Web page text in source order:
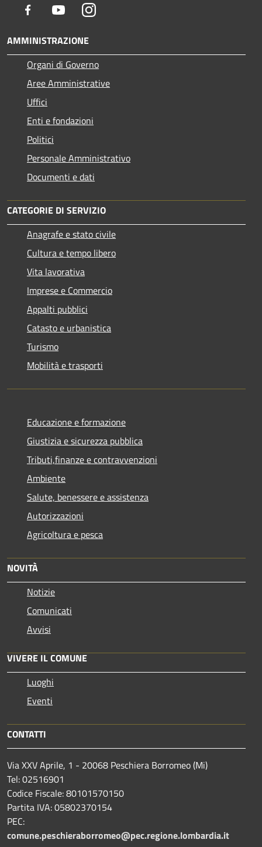
Facebook YoutubeInstagram
AMMINISTRAZIONE
Organi di Governo
Aree Amministrative
Uffici
Enti e fondazioni
Politici
Personale Amministrativo
Documenti e dati
CATEGORIE DI SERVIZIO
Anagrafe e stato civile
Cultura e tempo libero
Vita lavorativa
Imprese e Commercio
Appalti pubblici
Catasto e urbanistica
Turismo
Mobilità e trasporti
Educazione e formazione
Giustizia e sicurezza pubblica
Tributi,finanze e contravvenzioni
Ambiente
Salute, benessere e assistenza
Autorizzazioni
Agricoltura e pesca
NOVITÀ
Notizie
Comunicati
Avvisi
VIVERE IL COMUNE
Luoghi
Eventi
CONTATTI
Via XXV Aprile, 1 - 20068 Peschiera Borromeo (Mi)
Tel: 02516901
Codice Fiscale: 80101570150
Partita IVA: 05802370154
PEC:
comune.peschieraborromeo@pec.regione.lombardia.it